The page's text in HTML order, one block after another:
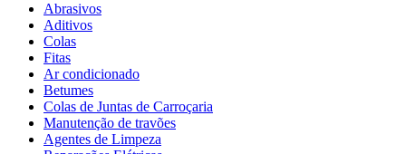
Abrasivos
Aditivos
Colas
Fitas
Ar condicionado
Betumes
Colas de Juntas de Carroçaria
Manutenção de travões
Agentes de Limpeza